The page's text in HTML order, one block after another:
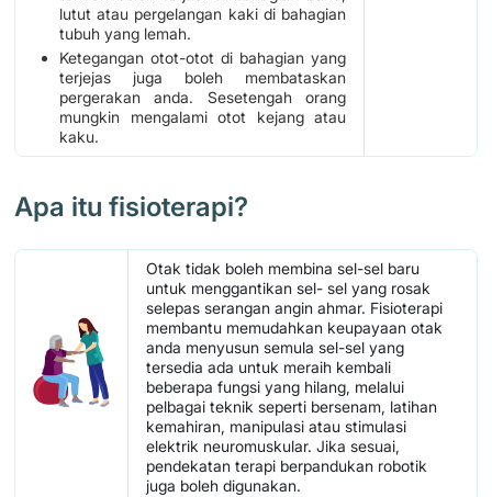
lutut atau pergelangan kaki di bahagian
tubuh yang lemah.
Ketegangan otot-otot di bahagian yang
terjejas juga boleh membataskan
pergerakan anda. Sesetengah orang
mungkin mengalami otot kejang atau
kaku.
Apa itu fisioterapi?
Otak tidak boleh membina sel-sel baru
untuk menggantikan sel- sel yang rosak
selepas serangan angin ahmar. Fisioterapi
membantu memudahkan keupayaan otak
anda menyusun semula sel-sel yang
tersedia ada untuk meraih kembali
beberapa fungsi yang hilang, melalui
pelbagai teknik seperti bersenam, latihan
kemahiran, manipulasi atau stimulasi
elektrik neuromuskular. Jika sesuai,
pendekatan terapi berpandukan robotik
juga boleh digunakan.